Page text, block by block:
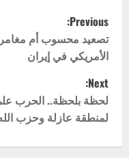
P
o
s
t
n
Previous:
تصعيد محسوب أم
الأمريكي في إيران
Next:
لحظة بلحظة.. الحرب
لمنطقة عازلة وحزب